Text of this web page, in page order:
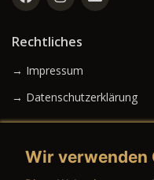
Rechtliches
→ Impressum
→ Datenschutzerklärung
Wir verwenden